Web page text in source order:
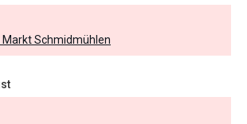
Schmidmühlen